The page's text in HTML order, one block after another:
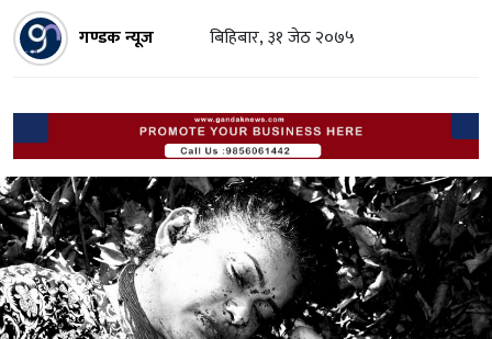
गण्डक न्यूज बिहिबार, ३१ जेठ २०७५